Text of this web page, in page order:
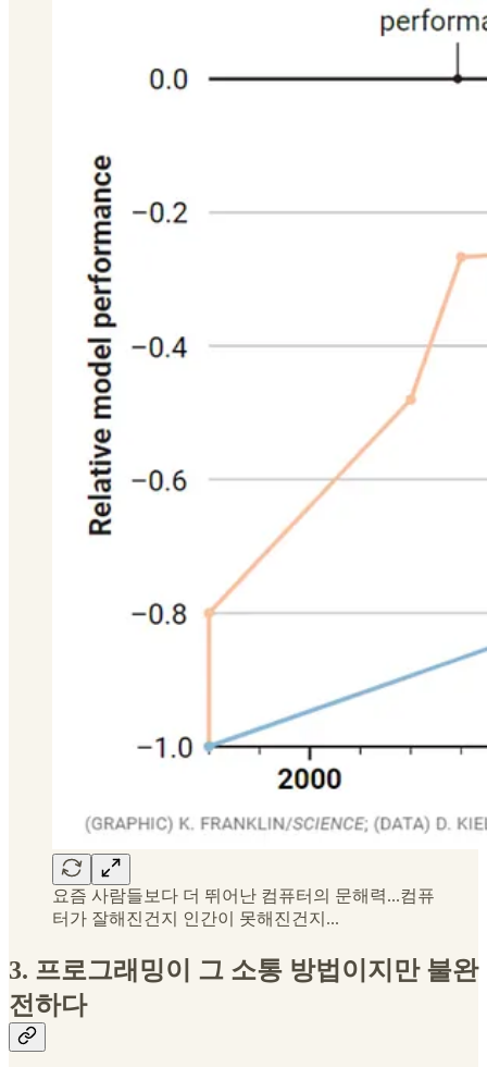
요즘 사람들보다 더 뛰어난 컴퓨터의 문해력...컴퓨
터가 잘해진건지 인간이 못해진건지...
3. 프로그래밍이 그 소통 방법이지만 불완
전하다